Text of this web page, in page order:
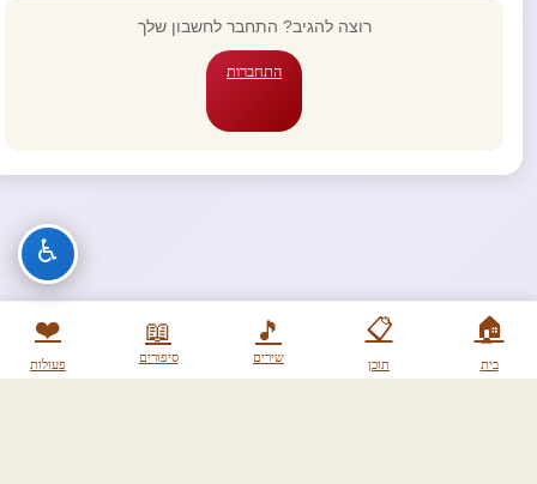
🏠
בית
📋
תוכן
🎵
שירים
📖
סיפורים
❤️
פעולות
רוצה להגיב? התחבר לחשבון שלך
התחברות
♿